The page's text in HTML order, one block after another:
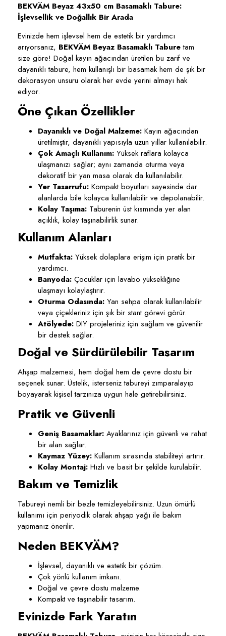
BEKVÄM Beyaz 43x50 cm Basamaklı Tabure:
İşlevsellik ve Doğallık Bir Arada
Evinizde hem işlevsel hem de estetik bir yardımcı
arıyorsanız, BEKVÄM Beyaz Basamaklı Taburetam
size göre! Doğal kayın ağacından üretilen bu zarif ve
dayanıklı tabure, hem kullanışlı bir basamak hem de şık bir
dekorasyon unsuru olarak her evde yerini almayı hak
ediyor.
Öne Çıkan Özellikler
Dayanıklı ve Doğal Malzeme: Kayın ağacından
üretilmiştir, dayanıklı yapısıyla uzun yıllar kullanılabilir.
Çok Amaçlı Kullanım: Yüksek raflara kolayca
ulaşmanızı sağlar; aynı zamanda oturma veya
dekoratif bir yan masa olarak da kullanılabilir.
Yer Tasarrufu: Kompakt boyutları sayesinde dar
alanlarda bile kolayca kullanılabilir ve depolanabilir.
Kolay Taşıma: Taburenin üst kısmında yer alan
açıklık, kolay taşınabilirlik sunar.
Kullanım Alanları
Mutfakta: Yüksek dolaplara erişim için pratik bir
yardımcı.
Banyoda: Çocuklar için lavabo yüksekliğine
ulaşmayı kolaylaştırır.
Oturma Odasında: Yan sehpa olarak kullanılabilir
veya çiçekleriniz için şık bir stant görevi görür.
Atölyede: DIY projeleriniz için sağlam ve güvenilir
bir destek sağlar.
Doğal ve Sürdürülebilir Tasarım
Ahşap malzemesi, hem doğal hem de çevre dostu bir
seçenek sunar. Üstelik, isterseniz tabureyi zımparalayıp
boyayarak kişisel tarzınıza uygun hale getirebilirsiniz.
Pratik ve Güvenli
Geniş Basamaklar: Ayaklarınız için güvenli ve rahat
bir alan sağlar.
Kaymaz Yüzey: Kullanım sırasında stabiliteyi artırır.
Kolay Montaj: Hızlı ve basit bir şekilde kurulabilir.
Bakım ve Temizlik
Tabureyi nemli bir bezle temizleyebilirsiniz. Uzun ömürlü
kullanımı için periyodik olarak ahşap yağı ile bakım
yapmanız önerilir.
Neden BEKVÄM?
İşlevsel, dayanıklı ve estetik bir çözüm.
Çok yönlü kullanım imkanı.
Doğal ve çevre dostu malzeme.
Kompakt ve taşınabilir tasarım.
Evinizde Fark Yaratın